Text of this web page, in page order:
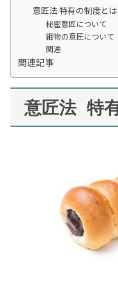
意匠法 特有の制度とは
秘密意匠について
組物の意匠について
関連
関連記事
意匠法 特